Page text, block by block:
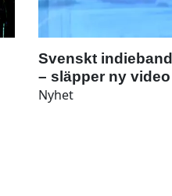
Svenskt
– släpper ny video
Nyhet